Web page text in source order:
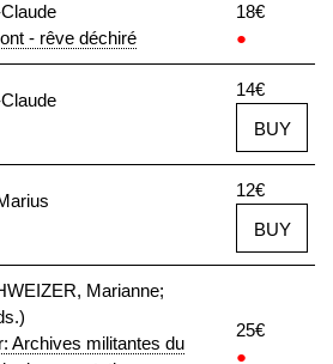
- rêve déchiré
18€
●
14€
BUY
12€
BUY
Marianne;
Archives militantes du
25€
●